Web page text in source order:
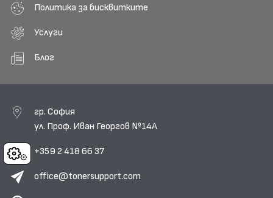
Cookies
Политика за бисквитките
Услуги
Блог
гр. София
ул. Проф. Иван Георгов №14А
+359 2 418 66 37
office@tonersupport.com